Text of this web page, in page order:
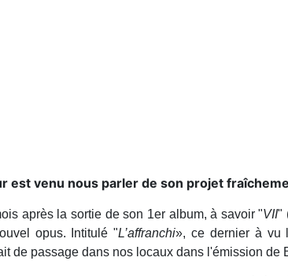
est venu nous parler de son projet
après la sortie de son 1er album, à savoir "VII"
opus. Intitulé "L’affranchi», ce dernier à vu
de passage dans nos locaux dans l'émission de